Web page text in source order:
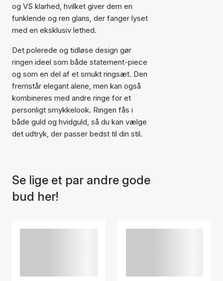
Varen er tilføjet til kurven
og VS klarhed, hvilket giver dem en
funklende og ren glans, der fanger lyset
med en eksklusiv lethed.
Det polerede og tidløse design gør
ringen ideel som både statement-piece
og som en del af et smukt ringsæt. Den
fremstår elegant alene, men kan også
kombineres med andre ringe for et
personligt smykkelook. Ringen fås i
både guld og hvidguld, så du kan vælge
det udtryk, der passer bedst til din stil.
Se lige et par andre gode
bud her!